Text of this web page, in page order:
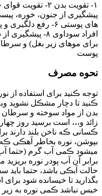
افراد سوداوی ۸-
برای موهای زیر بغل) و
پوست
نحوه مصرف
توجه ڪنید برای استفاده از
ڪنید تا دچار مشڪل نشوید
بدن از مواد سوخته و سرطان
زائد و،،، است برسید روز
ڪسانی ڪه ناخن بلند دارند
بپوشن، نوره بخاطر آهڪی
میشود ڪمی آب گرم (حتما
برابر آن آب پودر نوره
حالت آبڪی باشد، حتما باید
بگذارید تا خیسانده شود
خیس نباشد ڪمی نوره به زیر